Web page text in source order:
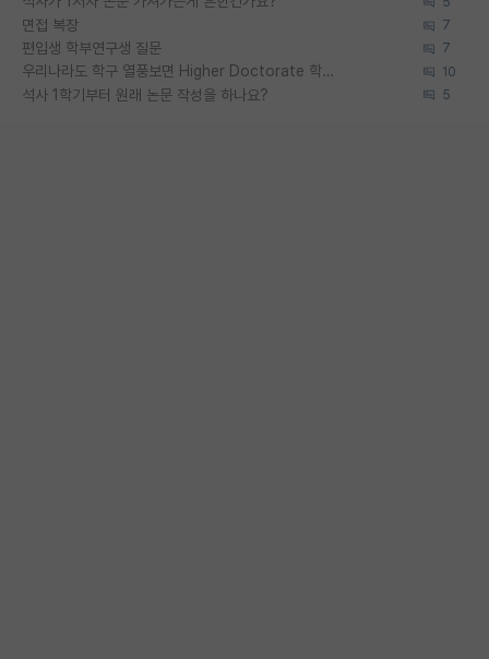
면접 복장 7
편입생 학부연구생 질문 7
우리나라도 학구 열풍보면 Higher Doctorate 학위가 필요하다고 봅니다. 10
석사 1학기부터 원래 논문 작성을 하나요? 5